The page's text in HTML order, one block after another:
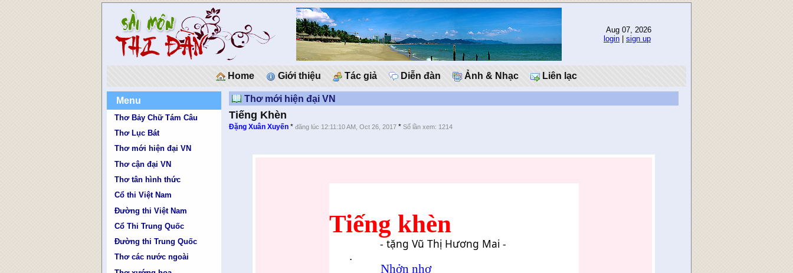
Aug 07, 2026
login
sign up
Home Giới thiệu Tác giả Diễn đàn Ảnh & Nhạc Liên lạc
Menu
Thơ Bảy Chữ Tám Câu
Thơ Lục Bát
Thơ mới hiện đại VN
Thơ cận đại VN
Thơ tân hình thức
Cổ thi Việt Nam
Đường thi Việt Nam
Cổ Thi Trung Quốc
Đường thi Trung Quốc
Thơ các nước ngoài
Thơ mới hiện đại VN
Tiếng Khèn
Đặng Xuân Xuyến *đăng lúc 12:11:10 AM, Oct 26, 2017 *Số lần xem: 1214
Tiếng khèn
- tặng Vũ Thị Hương Mai -
.
Nhởn nhơ